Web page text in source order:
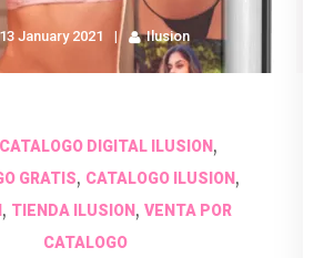
13 January 2021 Ilusion
CATALOGO DIGITAL ILUSION,
GRATIS, CATALOGO ILUSION ,
, TIENDA ILUSION, VENTA POR
CATALOGO